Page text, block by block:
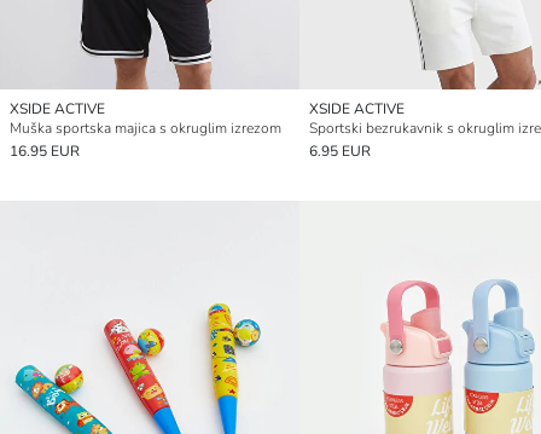
XSIDE ACTIVE
Muška sportska majica s okruglim izrezom
16.95 EUR
XSIDE ACTIVE
6.95 EUR